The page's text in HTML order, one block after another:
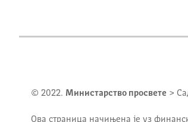
© 2022. Министарство просвете >
Ова страница начињена је уз